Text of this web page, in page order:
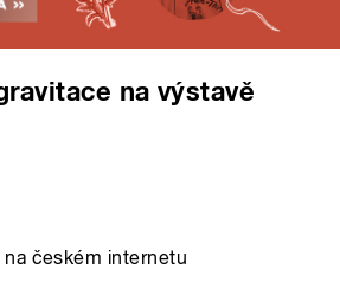
na výstavě
českém internetu